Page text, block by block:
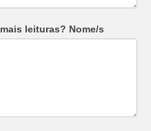
leituras? Nome/s